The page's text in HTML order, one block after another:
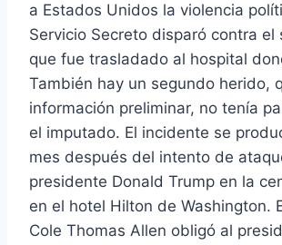
a Estados Unidos la violencia
Servicio Secreto disparó contra el
que fue trasladado al hospital
También hay un segundo herido,
información preliminar, no tenía
el imputado. El incidente se
mes después del intento de
presidente Donald Trump en la
en el hotel Hilton de Washington.
Cole Thomas Allen obligó al